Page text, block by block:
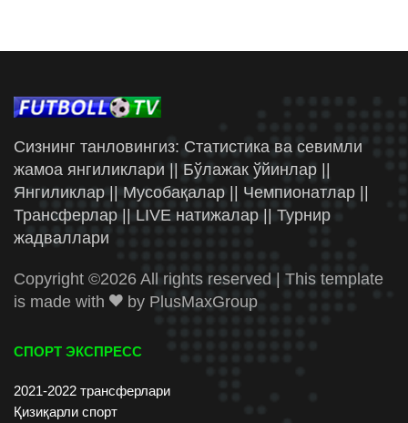
Сизнинг танловингиз: Статистика ва севимли
жамоа янгиликлари || Бўлажак ўйинлар ||
Янгиликлар || Мусобақалар || Чемпионатлар ||
Трансферлар || LIVE натижалар || Турнир
жадваллари
Copyright ©2026 All rights reserved | This template
is made with
by PlusMaxGroup
СПОРТ ЭКСПРЕСС
2021-2022 трансферлари
Қизиқарли спорт